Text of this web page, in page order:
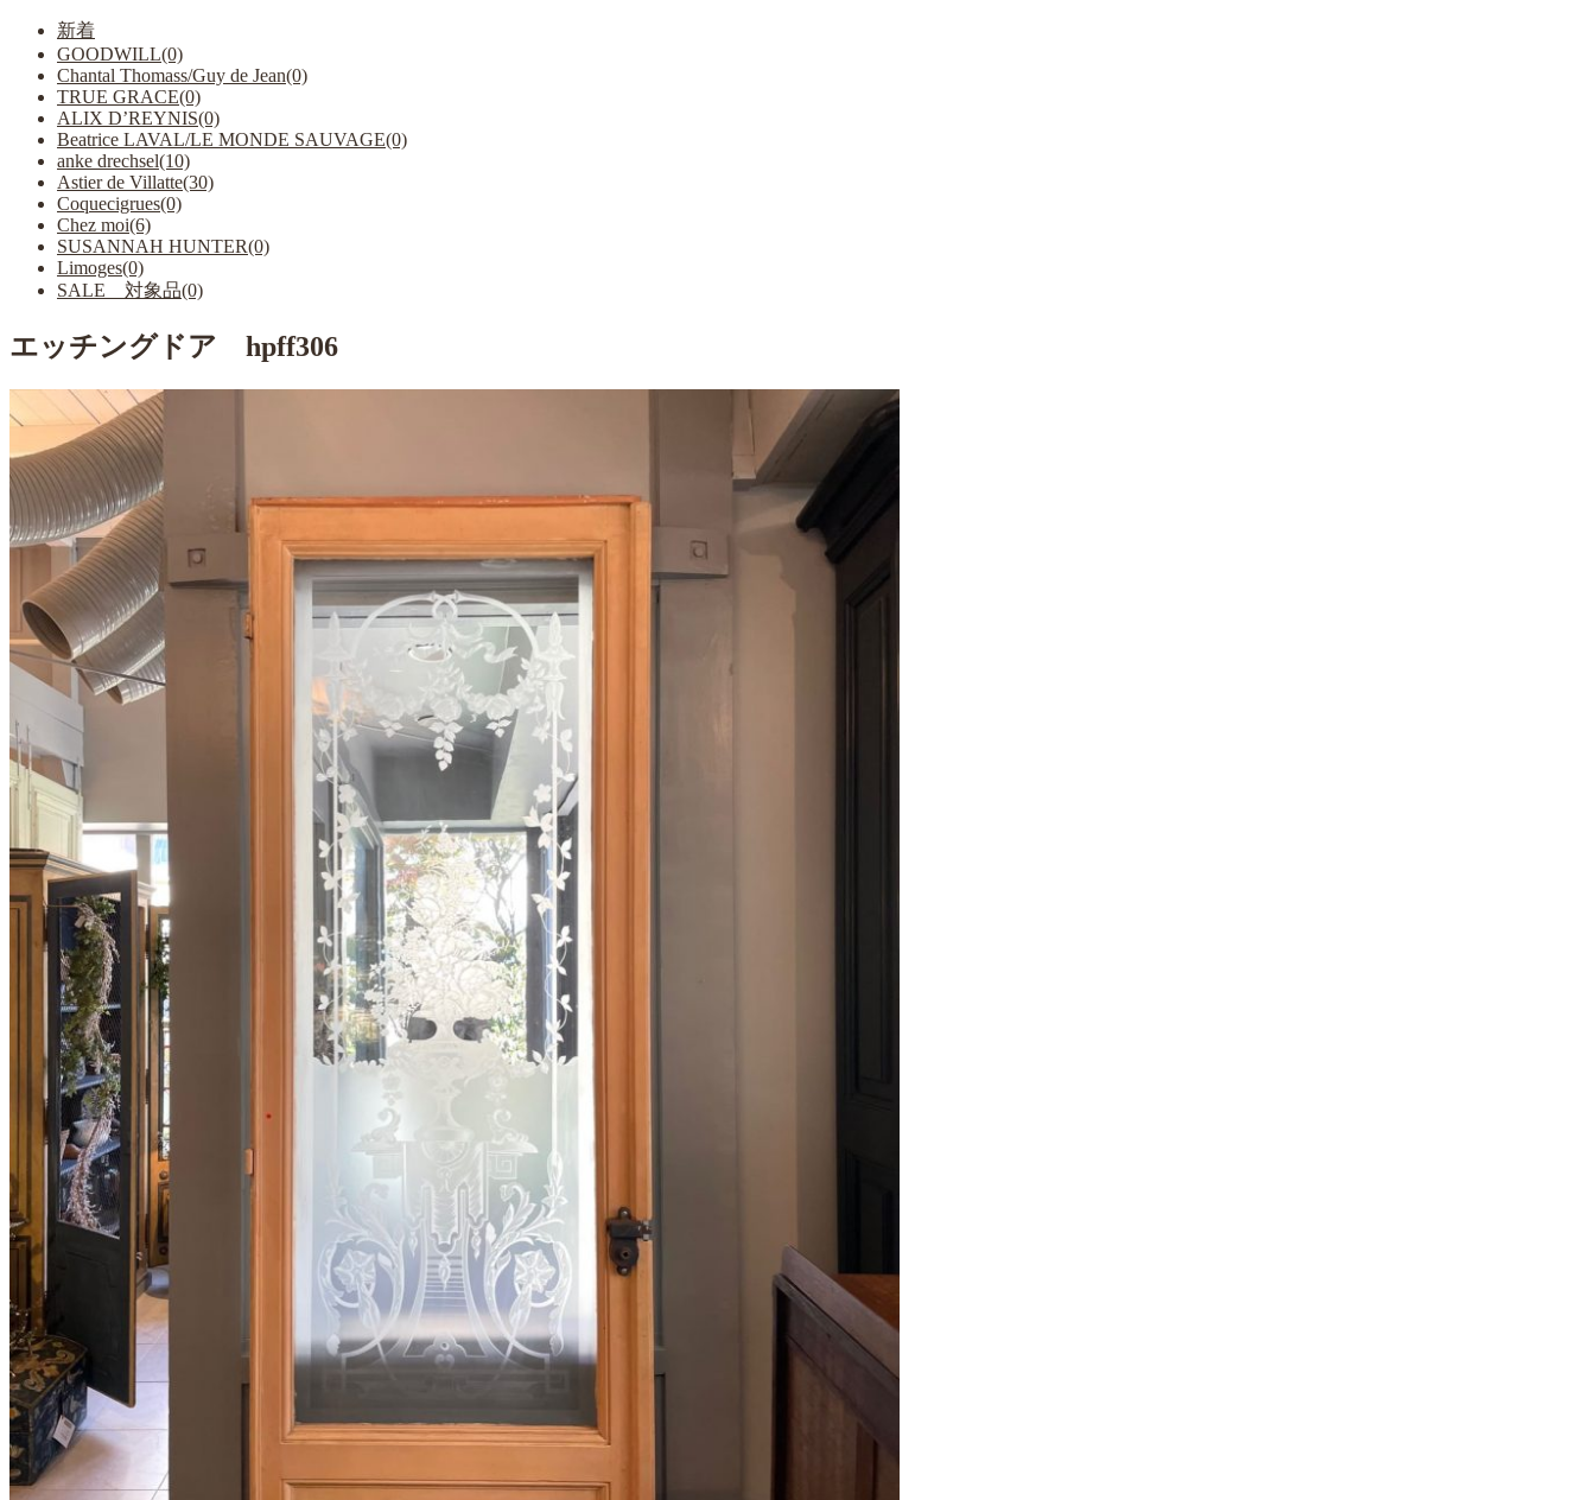
新着
GOODWILL(0)
Chantal Thomass/Guy de Jean(0)
TRUE GRACE(0)
ALIX D’REYNIS(0)
Beatrice LAVAL/LE MONDE SAUVAGE(0)
anke drechsel(10)
Astier de Villatte(30)
Coquecigrues(0)
Chez moi(6)
SUSANNAH HUNTER(0)
Limoges(0)
SALE 対象品(0)
エッチングドア hpff306